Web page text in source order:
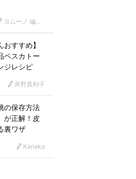
ヨムーノ 編集部
おすすめ】
ペスカトー
ジレシピ
井野真利子
の保存方法
が正解！皮
裏ワザ
Kanako